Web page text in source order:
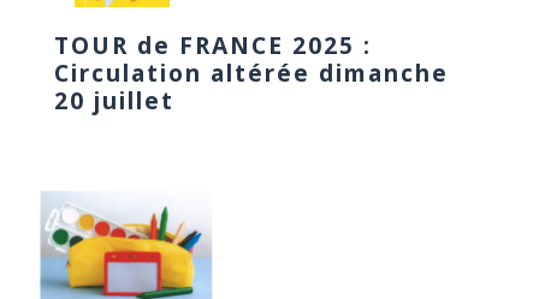
TOUR de FRANCE 2025 :
Circulation altérée dimanche
20 juillet